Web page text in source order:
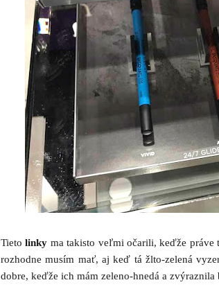
Tietolinky ma takisto veľmi očarili, keďže
rozhodne musím mať, aj keď tá žlto-zelená
dobre, keďže ich mám zeleno-hnedá a zvýraznila